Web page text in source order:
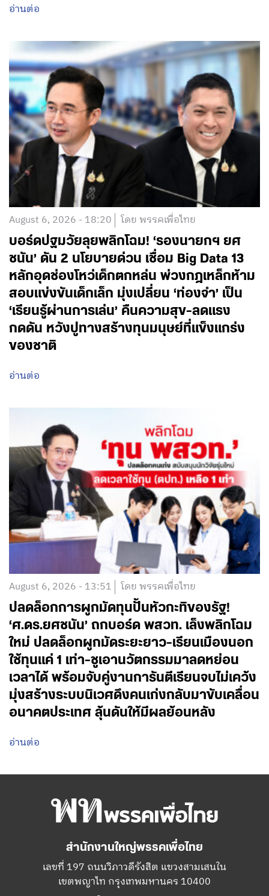
อ่านต่อ
August 6, 2026 - 18:20 โดย พรรคเพื่อไทย
บอร์ดปฐมวัยลุยพลิกโฉม! ‘รองนายกฯ ยศ
ชนัน’ ดัน 2 นโยบายด่วน เชื่อม Big Data 13
หลักอุดช่องโหว่เด็กตกหล่น พ่วงกฎเหล็กห้าม
สอบแข่งขันเด็กเล็ก มุ่งเปลี่ยน ‘ท่องจำ’ เป็น
‘เรียนรู้ผ่านการเล่น’ คืนความสุข-ลดแรง
กดดัน หวังปูทางสร้างทุนมนุษย์ที่แข็งแกร่ง
ของชาติ
อ่านต่อ
August 6, 2026 - 13:51 โดย พรรคเพื่อไทย
ปลดล็อกการผูกมัดทุนปั้นหัวกะทิของรัฐ!
‘ศ.ดร.ยศชนัน’ ถกบอร์ด พสวท. เล็งพลิกโฉม
ใหม่ ปลดล็อกผูกมัดระยะยาว-เรียนเมืองนอก
ใช้ทุนแค่ 1 เท่า-ชูเอานวัตกรรมมาลดหย่อน
เวลาได้ พร้อมจับคู่งานการันตีเรียนจบไม่เคว้ง
มุ่งสร้างระบบนิเวศดึงคนเก่งกลับมาขับเคลื่อน
อนาคตประเทศ ลุ้นดันให้มีผลย้อนหลัง
อ่านต่อ
สำนักงานใหญ่พรรคเพื่อไทย
เลขที่ 197 ถนนวิภาวดีรังสิต แขวงสามเสนใน
เขตพญาไท กรุงเทพมหานคร 10400